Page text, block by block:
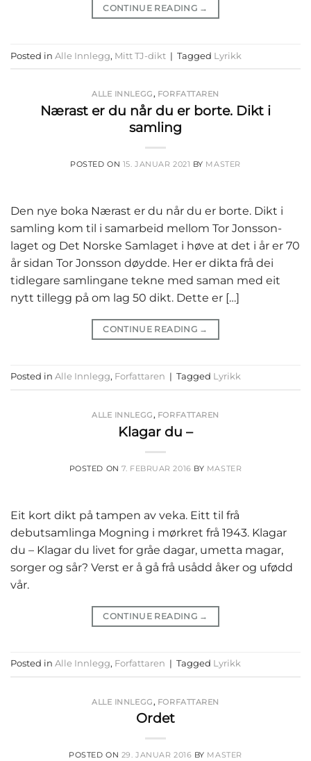
CONTINUE READING →
Posted in Alle Innlegg, Mitt TJ-dikt | Tagged Lyrikk
ALLE INNLEGG, FORFATTAREN
Nærast er du når du er borte. Dikt i
samling
POSTED ON 15. JANUAR 2021 BY MASTER
Den nye boka Nærast er du når du er borte. Dikt i
samling kom til i samarbeid mellom Tor Jonsson-
laget og Det Norske Samlaget i høve at det i år er 70
år sidan Tor Jonsson døydde. Her er dikta frå dei
tidlegare samlingane tekne med saman med eit
nytt tillegg på om lag 50 dikt. Dette er […]
CONTINUE READING →
Posted in Alle Innlegg, Forfattaren | Tagged Lyrikk
ALLE INNLEGG, FORFATTAREN
Klagar du –
POSTED ON7. FEBRUAR 2016 BY MASTER
Eit kort dikt på tampen av veka. Eitt til frå
debutsamlinga Mogning i mørkret frå 1943. Klagar
du – Klagar du livet for gråe dagar, umetta magar,
sorger og sår? Verst er å gå frå usådd åker og ufødd
vår.
CONTINUE READING →
Posted in Alle Innlegg, Forfattaren | Tagged Lyrikk
ALLE INNLEGG , FORFATTAREN
Ordet
POSTED ON 29. JANUAR 2016 BY MASTER